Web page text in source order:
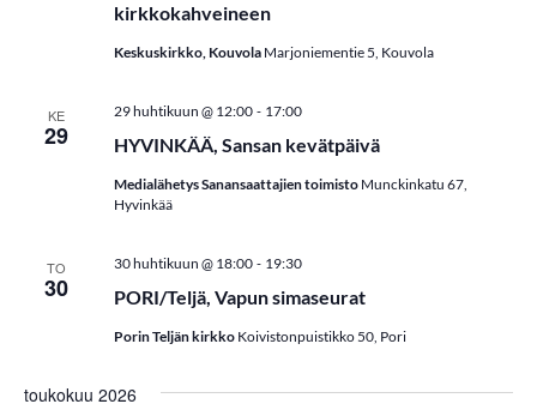
s
j
y
kirkkokahveineen
Keskuskirkko, Kouvola Marjoniementie 5, Kouvola
KE
29 HYVINKÄÄ, Sansan kevätpäivä
29 huhtikuun @ 12:00 - 17:00
Medialähetys Sanansaattajien toimisto Munckinkatu 67,
Hyvinkää
TO
30 PORI/Teljä, Vapun simaseurat
30 huhtikuun @ 18:00 - 19:30
Porin Teljän kirkko Koivistonpuistikko 50, Pori
toukokuu 2026